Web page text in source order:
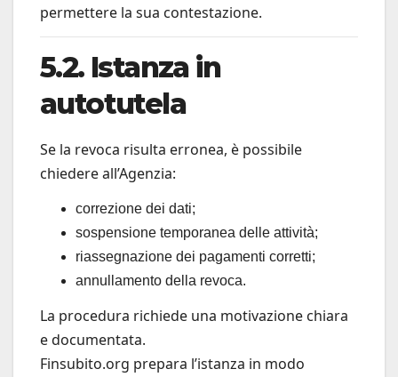
permettere la sua contestazione.
5.2. Istanza in
autotutela
Se la revoca risulta erronea, è possibile
chiedere all’Agenzia:
correzione dei dati;
sospensione temporanea delle attività;
riassegnazione dei pagamenti corretti;
annullamento della revoca.
La procedura richiede una motivazione chiara
e documentata.
Finsubito.org prepara l’istanza in modo